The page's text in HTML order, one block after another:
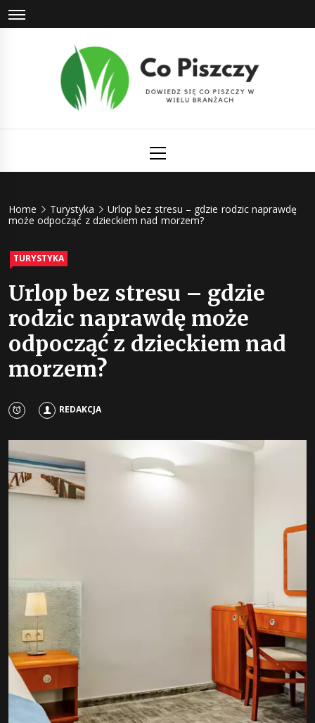
Skip
to
Menu
Home Turystyka
Urlop bez stresu – gdzie rodzic naprawdę
może odpocząć z dzieckiem nad morzem?
TURYSTYKA
Urlop bez stresu – gdzie
rodzic naprawdę może
odpocząć z dzieckiem nad
morzem?
REDAKCJA